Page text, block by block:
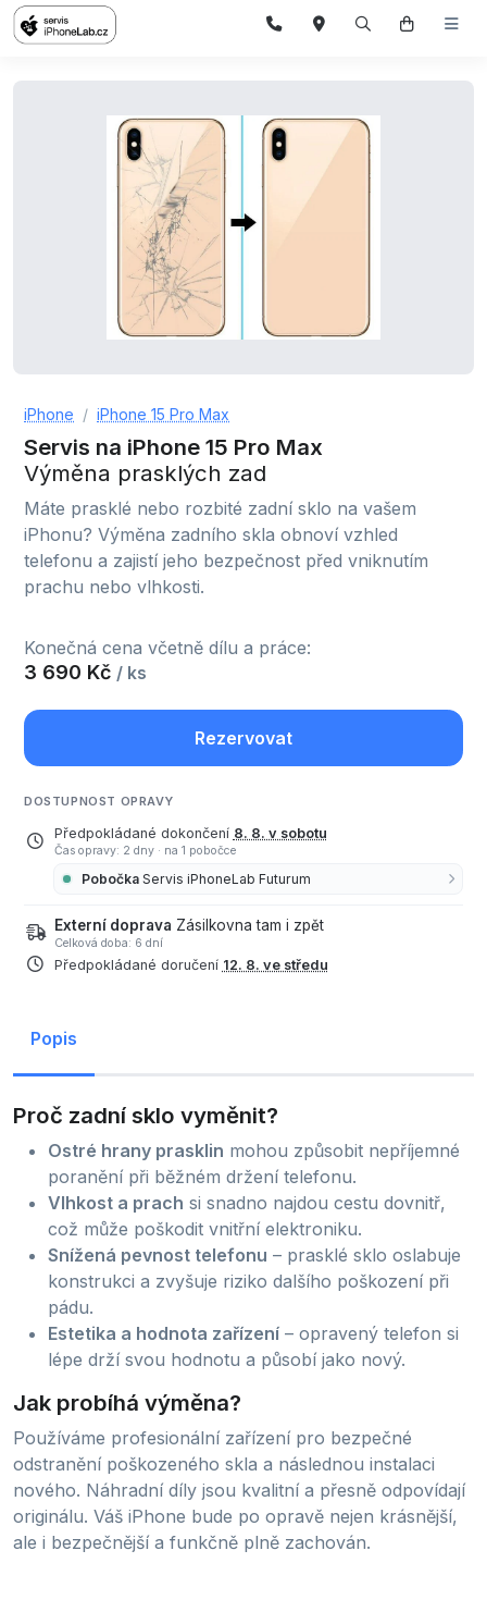
iPhone iPhone 15 Pro Max
Servis na iPhone 15 Pro Max
Výměna prasklých zad
Máte prasklé nebo rozbité zadní sklo na vašem
iPhonu? Výměna zadního skla obnoví vzhled
telefonu a zajistí jeho bezpečnost před vniknutím
prachu nebo vlhkosti.
Konečná cena včetně dílu a práce:
3 690 Kč / ks
Rezervovat
DOSTUPNOST OPRAVY
Předpokládané dokončení 8. 8. v sobotu
Čas opravy: 2 dny · na 1 pobočce
Pobočka Servis iPhoneLab Futurum
Externí doprava Zásilkovna tam i zpět
Celková doba: 6 dní
Předpokládané doručení 12. 8. ve středu
Popis
Proč zadní sklo vyměnit?
Ostré hrany prasklin mohou způsobit nepříjemné
poranění při běžném držení telefonu.
Vlhkost a prach si snadno najdou cestu dovnitř,
což může poškodit vnitřní elektroniku.
Snížená pevnost telefonu – prasklé sklo oslabuje
konstrukci a zvyšuje riziko dalšího poškození při
pádu.
Estetika a hodnota zařízení – opravený telefon si
lépe drží svou hodnotu a působí jako nový.
Jak probíhá výměna?
Používáme profesionální zařízení pro bezpečné
odstranění poškozeného skla a následnou instalaci
nového. Náhradní díly jsou kvalitní a přesně odpovídají
originálu. Váš iPhone bude po opravě nejen krásnější,
ale i bezpečnější a funkčně plně zachován.